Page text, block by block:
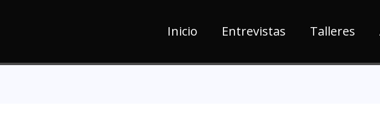
Inicio Entrevistas Talleres